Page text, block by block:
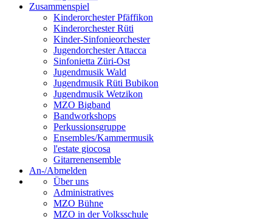
Zusammenspiel
Kinderorchester Pfäffikon
Kinderorchester Rüti
Kinder-Sinfonieorchester
Jugendorchester Attacca
Sinfonietta Züri-Ost
Jugendmusik Wald
Jugendmusik Rüti Bubikon
Jugendmusik Wetzikon
MZO Bigband
Bandworkshops
Perkussionsgruppe
Ensembles/Kammermusik
l'estate giocosa
Gitarrenensemble
An-/Abmelden
Über uns
Administratives
MZO Bühne
MZO in der Volksschule